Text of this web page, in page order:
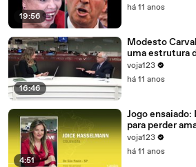
19:56
há 11 anos
16:46
Modesto
uma estrutura
manter no poder'
voja123
há 11 anos
4:51
Jogo
para perder
voja123
há 11 anos